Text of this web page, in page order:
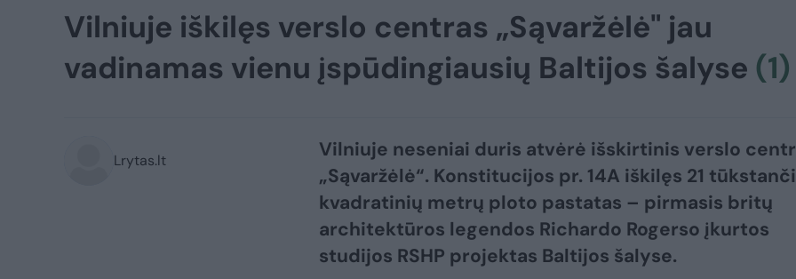
Vilniuje iškilęs verslo centras „Sąvaržėlė" jau
vadinamas vienu įspūdingiausių Baltijos šalyse (1)
Lrytas.lt
Vilniuje neseniai duris atvėrė išskirtinis verslo
„Sąvaržėlė“. Konstitucijos pr. 14A iškilęs 21
kvadratinių metrų ploto pastatas – pirmasis britų
architektūros legendos Richardo Rogerso įkurtos
studijos RSHP projektas Baltijos šalyse.